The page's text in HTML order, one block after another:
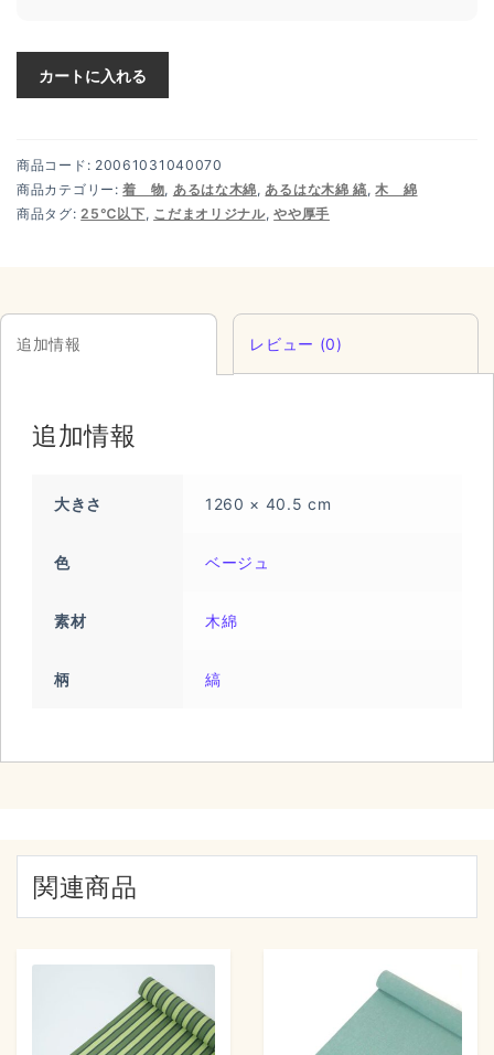
カートに入れる
商品コード: 20061031040070
商品カテゴリー:着 物, あるはな木綿,あるはな木綿 縞,木 綿
商品タグ:25℃以下, こだまオリジナル,やや厚手
追加情報 レビュー (0)
追加情報
大きさ 1260 × 40.5 cm
色 ベージュ
素材 木綿
柄 縞
関連商品